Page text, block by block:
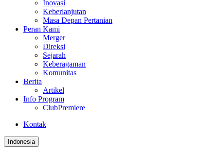
Inovasi
Keberlanjutan
Masa Depan Pertanian
Peran Kami
Merger
Direksi
Sejarah
Keberagaman
Komunitas
Berita
Artikel
Info Program
ClubPremiere
Kontak
Indonesia